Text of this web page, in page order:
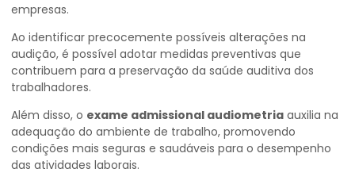
empresas.
Ao identificar precocemente possíveis alterações na
audição, é possível adotar medidas preventivas que
contribuem para a preservação da saúde auditiva dos
trabalhadores.
Além disso, o exame admissional audiometria auxilia na
adequação do ambiente de trabalho, promovendo
condições mais seguras e saudáveis para o desempenho
das atividades laborais.